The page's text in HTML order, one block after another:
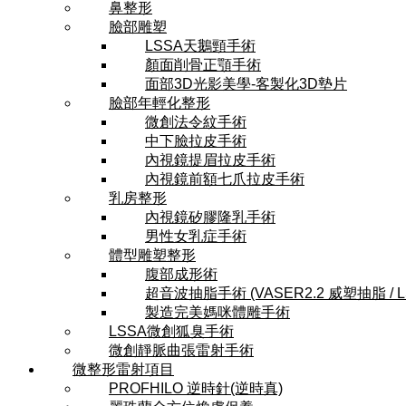
鼻整形
臉部雕塑
LSSA天鵝頸手術
顏面削骨正顎手術
面部3D光影美學-客製化3D墊片
臉部年輕化整形
微創法令紋手術
中下臉拉皮手術
內視鏡提眉拉皮手術
內視鏡前額七爪拉皮手術
乳房整形
內視鏡矽膠隆乳手術
男性女乳症手術
體型雕塑整形
腹部成形術
超音波抽脂手術 (VASER2.2 威塑抽脂 /
製造完美媽咪體雕手術
LSSA微創狐臭手術
微創靜脈曲張雷射手術
微整形雷射項目
PROFHILO 逆時針(逆時真)